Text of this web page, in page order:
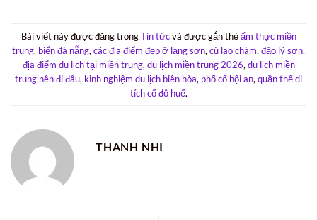
Bài viết này được đăng trongTin tứcvà được gắn thẻẩm thực miền
trung, biển đà nẵng, các địa điểm đẹp ở lạng sơn, cù lao chàm, đảo lý sơn,
địa điểm du lịch tại miền trung, du lịch miền trung 2026, du lịch miền
trung nên đi đâu, kinh nghiệm du lịch biên hòa, phố cổ hội an, quần thể di
tích cố đô huế.
THANH NHI